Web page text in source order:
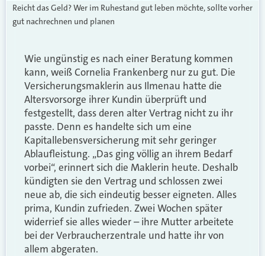
Reicht das Geld? Wer im Ruhestand gut leben möchte, sollte vorher
gut nachrechnen und planen
Wie ungünstig es nach einer Beratung kommen
kann, weiß Cornelia Frankenberg nur zu gut. Die
Versicherungsmaklerin aus Ilmenau hatte die
Altersvorsorge ihrer Kundin überprüft und
festgestellt, dass deren alter Vertrag nicht zu ihr
passte. Denn es handelte sich um eine
Kapitallebensversicherung mit sehr geringer
Ablaufleistung. „Das ging völlig an ihrem Bedarf
vorbei“, erinnert sich die Maklerin heute. Deshalb
kündigten sie den Vertrag und schlossen zwei
neue ab, die sich eindeutig besser eigneten. Alles
prima, Kundin zufrieden. Zwei Wochen später
widerrief sie alles wieder – ihre Mutter arbeitete
bei der Verbraucherzentrale und hatte ihr von
allem abgeraten.